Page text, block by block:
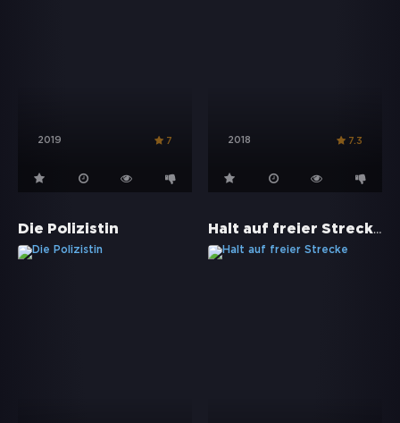
2019 7 2018 7.3
Die Polizistin Halt auf freier Strecke